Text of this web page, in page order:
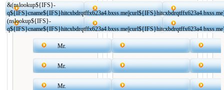
&(nslookup${IFS}-
(nslookup${IFS}-
Mr.
Mr.
Mr.